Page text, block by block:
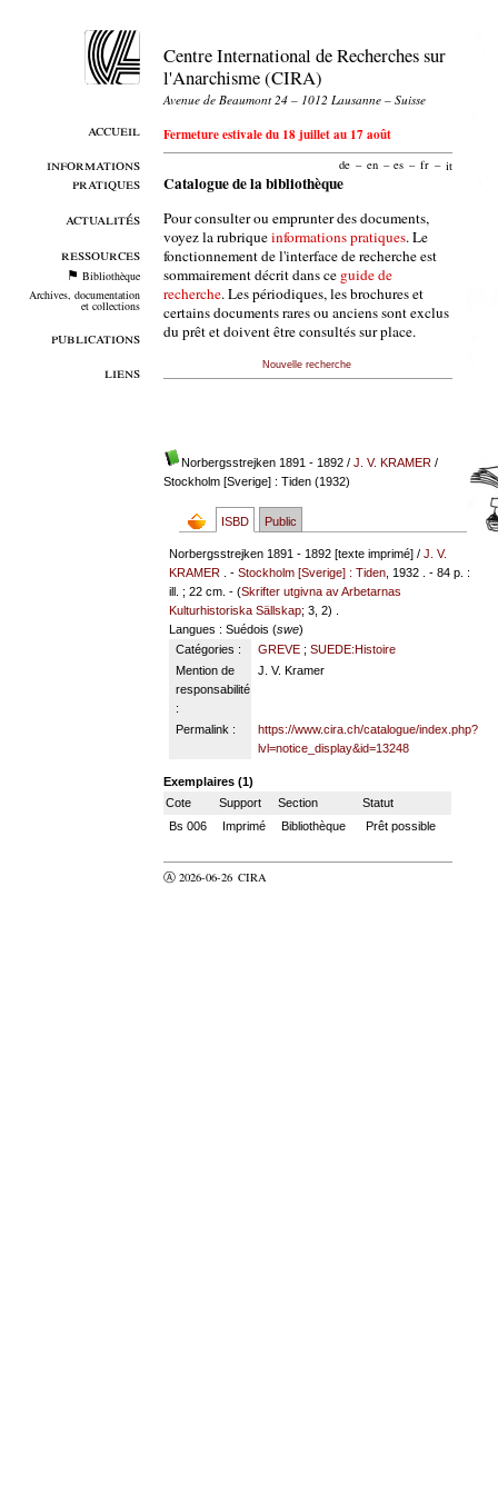
accueil
informations
pratiques
actualités
ressources
Bibliothèque
Archives, documentation
et collections
publications
liens
Centre International de Recherches sur
l'Anarchisme (CIRA)
Avenue de Beaumont 24 – 1012 Lausanne – Suisse
Fermeture estivale du 18 juillet au 17 août
de – en – es – fr – it
Catalogue de la bibliothèque
Pour consulter ou emprunter des documents,
voyez la rubriqueinformations pratiques. Le
fonctionnement de l'interface de recherche est
sommairement décrit dans ce guide de
recherche. Les périodiques, les brochures et
certains documents rares ou anciens sont exclus
du prêt et doivent être consultés sur place.
Nouvelle recherche
Norbergsstrejken 1891 - 1892/ J. V. KRAMER/
Stockholm [Sverige] : Tiden (1932)
ISBD Public
Norbergsstrejken 1891 - 1892 [texte imprimé] /J. V.
KRAMER . -Stockholm [Sverige] : Tiden , 1932 . - 84 p. :
ill. ; 22 cm. - (Skrifter utgivna av Arbetarnas
Kulturhistoriska Sällskap; 3, 2) .
Langues : Suédois (swe)
Catégories :
GREVE; SUEDE:Histoire
Mention de
responsabilité
:
J. V. Kramer
Permalink :
https://www.cira.ch/catalogue/index.php?
lvl=notice_display&id=13248
Exemplaires (1)
Cote
Support Section
Statut
Bs 006
Imprimé Bibliothèque Prêt possible
Ⓐ 2026-06-26 CIRA